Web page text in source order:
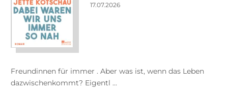
17.07.2026
Freundinnen für immer . Aber was ist, wenn das Leben
dazwischenkommt? Eigentl ...